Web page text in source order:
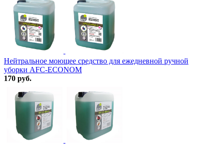
Нейтральное моющее средство для ежедневной ручной
уборки AFC-ECONOM
170 руб.